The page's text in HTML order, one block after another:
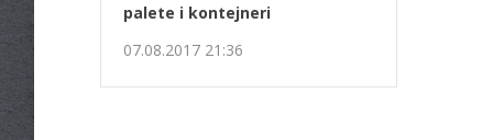
palete i kontejneri
07.08.2017 21:36